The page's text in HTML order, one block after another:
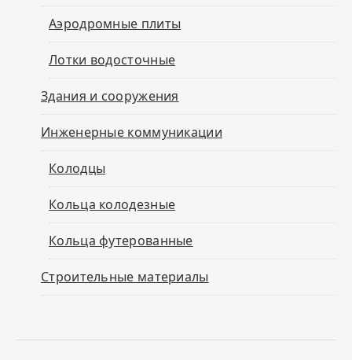
Аэродромные плиты
Лотки водосточные
Здания и сооружения
Инженерные коммуникации
Колодцы
Кольца колодезные
Кольца футерованные
Строительные материалы